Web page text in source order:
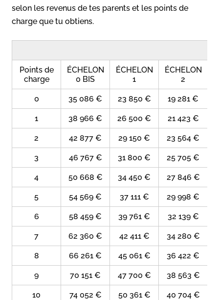
selon les revenus de tes parents et les points de
charge que tu obtiens.
Points de
charge
ÉCHELON
0 BIS
ÉCHELON
1
ÉCHELON
2
0 35 086 € 23 850 € 19 281 €
1 38 966 € 26 500 € 21 423 €
2 42 877 € 29 150 € 23 564 €
3 46 767 € 31 800 € 25 705 €
4 50 668 € 34 450 € 27 846 €
5 54 569 € 37 111 € 29 998 €
6 58 459 € 39 761 € 32 139 €
7 62 360 € 42 411 € 34 280 €
8 66 261 € 45 061 € 36 422 €
9 70 151 € 47 700 € 38 563 €
10 74 052 € 50 361 € 40 704 €